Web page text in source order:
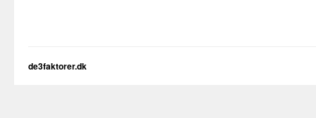
de3faktorer.dk